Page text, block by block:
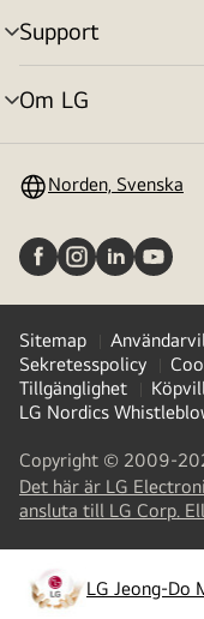
Support
menyväxling
Om LG
menyväxling
Norden, Svenska
Sitemap
Sekretesspolicy
Tillgänglighet
LG Nordics
Copyright © 2009-
Det här är LG
ansluta till LG Corp.
LG Jeong-Do
opens